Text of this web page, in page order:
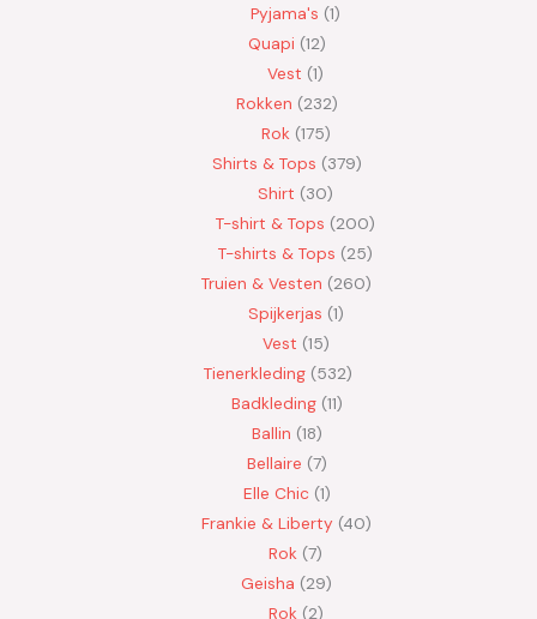
Pyjama's 1
Quapi 12
Vest 1
Rokken 232
Rok 175
Shirts & Tops 379
Shirt
30
T-shirt & Tops
200
T-shirts & Tops
25
Truien & Vesten
260
Spijkerjas 1
Vest 15
Tienerkleding 532
Badkleding 11
Ballin 18
Bellaire 7
Elle Chic 1
Frankie & Liberty 40
Rok 7
Geisha
29
Rok 2